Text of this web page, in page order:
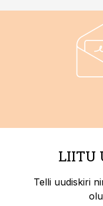
LIITU
Telli uudiskiri